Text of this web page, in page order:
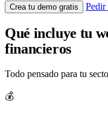
Crea tu demo gratis Pedir
Qué incluye tu
financieros
Todo pensado para tu
💰